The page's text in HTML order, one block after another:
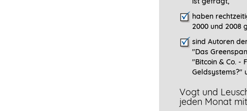
haben
2000 und 2008
sind Autoren
"Das
"Bitcoin & Co. -
Geldsystems?"
Vogt und
jeden Monat mit